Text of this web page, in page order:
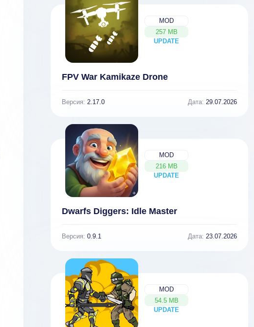
MOD
257 MB
UPDATE
NEW
FPV War Kamikaze Drone
Версия: 2.17.0 Дата: 29.07.2026
MOD
216 MB
UPDATE
NEW
Dwarfs Diggers: Idle Master
Версия: 0.9.1 Дата: 23.07.2026
MOD
54.5 MB
UPDATE
NEW